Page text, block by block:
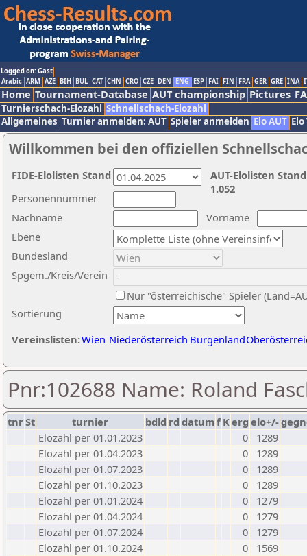
Logged on: Gast
Arabic ARM AZE BIH BUL CAT CHN CRO CZE DEN ENG ESP FAI FIN FRA GER GRE INA
Home Tournament-Database AUT championship Pictures
Turnierschach-Elozahl Schnellschach-Elozahl
Allgemeines Turnier anmelden: AUT Spieler anmelden Elo AUT
Willkommen bei den offiziellen
Nachname
Vorname
Ebene
Sortierung
Personennummer
Bundesland
Spgem./Kreis/Verein
Nur "österreichische" Spieler
Vereinslisten:Wien Niederösterreich Burgenland
AUT-Elolisten
1.052
FIDE-Elolisten Stand
Pnr:102688 Name: Roland
tnrSt turnier bdld rd datumf Kerg elo+/-
Elozahl per 01.01.2023
0
1289
Elozahl per 01.04.2023
0
1289
Elozahl per 01.07.2023
0
1289
Elozahl per 01.10.2023
0
1289
Elozahl per 01.01.2024
0
1279
Elozahl per 01.04.2024
0
1279
Elozahl per 01.07.2024
0
1279
Elozahl per 01.10.2024
0
1569